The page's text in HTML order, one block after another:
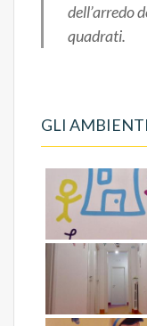
dell’arredo
quadrati.
GLI AMBIENTI